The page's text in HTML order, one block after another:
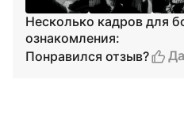
Несколько кадров для
ознакомления:
Понравился отзыв?
Да